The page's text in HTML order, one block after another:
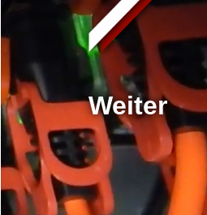
oder
2x 240 GB SSD
Erweiterbar auf bis
8 TB HDD oder 1.92 TB
100 Mbit/s Uplink
Traffic Flat
Jetzt konfigurieren!